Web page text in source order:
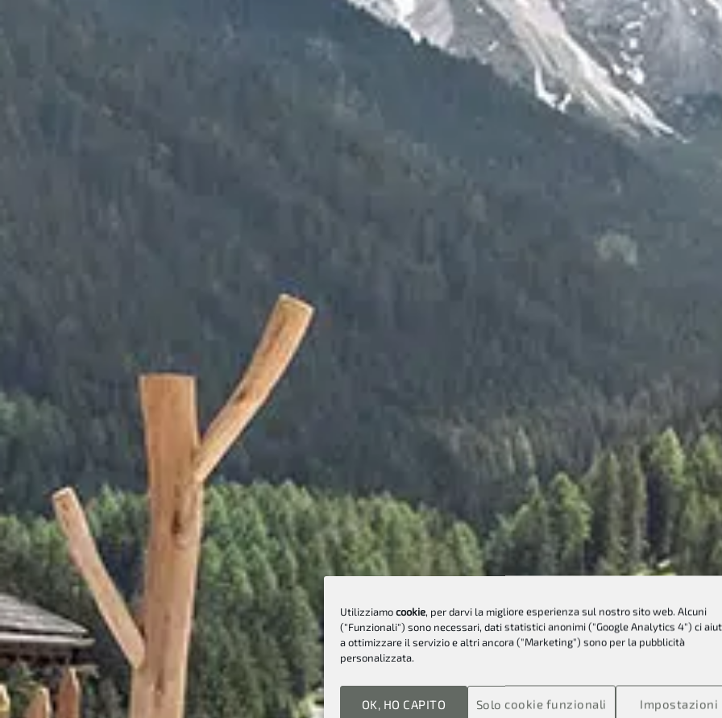
Utilizziamocookie, per darvi la migliore esperienza sul nostro sito web. Alcuni
("Funzionali") sono necessari, dati statistici anonimi ("Google Analytics 4") ci
a ottimizzare il servizio e altri ancora ("Marketing") sono per la pubblicità
personalizzata.
OK, HO CAPITO Solo cookie funzionali Impostazioni